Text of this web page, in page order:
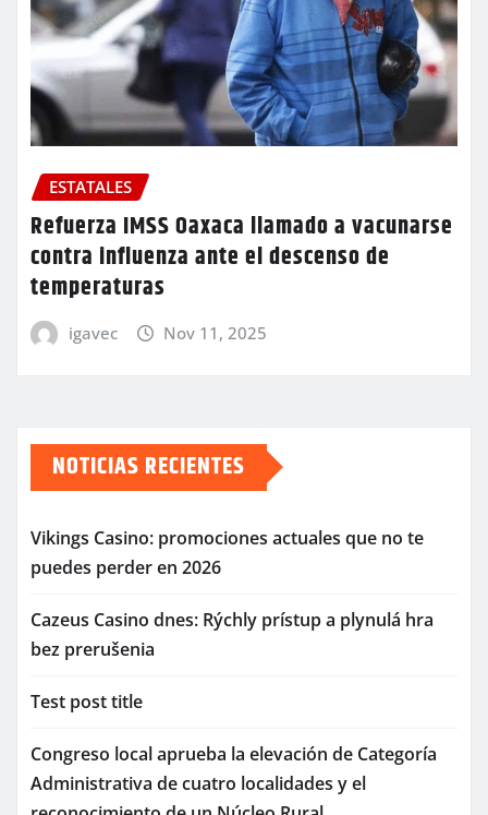
ESTATALES
Refuerza IMSS Oaxaca llamado a vacunarse
contra influenza ante el descenso de
temperaturas
igavec Nov 11, 2025
NOTICIAS RECIENTES
Vikings Casino: promociones actuales que no te
puedes perder en 2026
Cazeus Casino dnes: Rýchly prístup a plynulá hra
bez prerušenia
Test post title
Congreso local aprueba la elevación de Categoría
Administrativa de cuatro localidades y el